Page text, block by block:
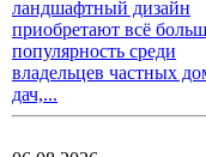
ландшафтный дизайн
приобретают всё
популярность среди
владельцев частных
дач,...